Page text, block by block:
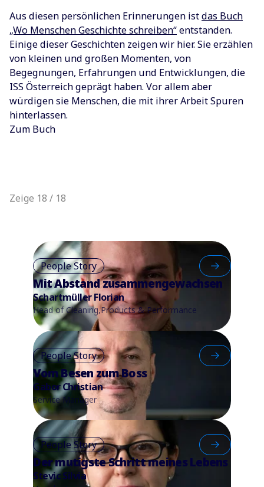
Aus diesen persönlichen Erinnerungen istdas Buch
„Wo Menschen Geschichte schreiben“entstanden.
Einige dieser Geschichten zeigen wir hier. Sie erzählen
von kleinen und großen Momenten, von
Begegnungen, Erfahrungen und Entwicklungen, die
ISS Österreich geprägt haben. Vor allem aber
würdigen sie Menschen, die mit ihrer Arbeit Spuren
hinterlassen.
Zum Buch
Zeige 18 / 18
People Story
Mit Abstand zusammengewachsen
Schartmüller Florian
Head of Cleaning,Products & Performance
People Story
Vom Besen zum Boss
Gabor Christian
Service Manager
People Story
Der mutigste Schritt meines Lebens
Stevic Silvia